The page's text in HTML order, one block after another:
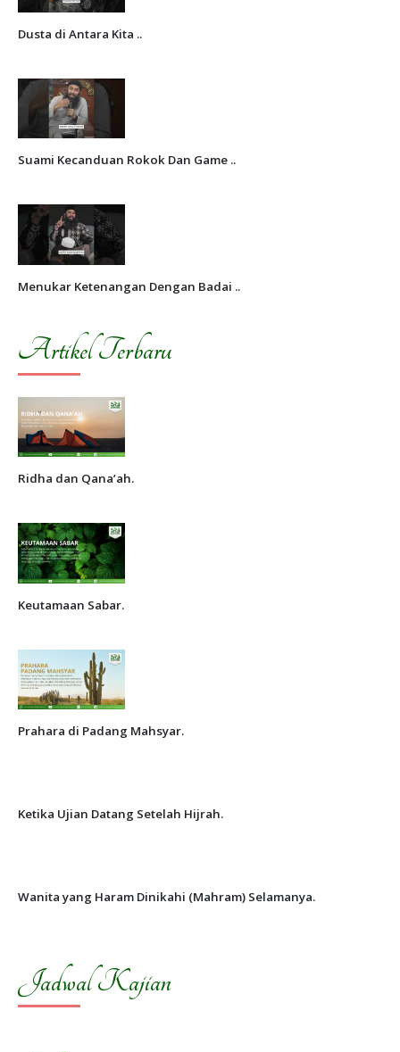
Dusta di Antara Kita ..
Suami Kecanduan Rokok Dan Game ..
Menukar Ketenangan Dengan Badai ..
Artikel Terbaru
Ridha dan Qana’ah.
Keutamaan Sabar.
Prahara di Padang Mahsyar.
Ketika Ujian Datang Setelah Hijrah.
Wanita yang Haram Dinikahi (Mahram) Selamanya.
Jadwal Kajian